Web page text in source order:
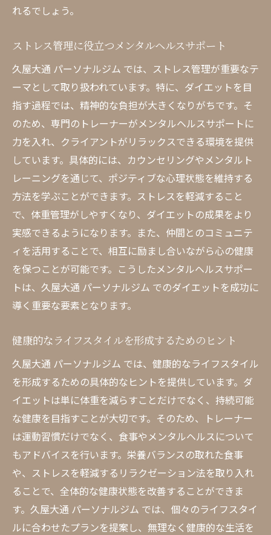
れるでしょう。
ストレス管理に役立つメンタルヘルスサポート
久屋大通 パーソナルジム では、ストレス管理が重要なテ
ーマとして取り扱われています。特に、ダイエットを目
指す過程では、精神的な負担が大きくなりがちです。そ
のため、専門のトレーナーがメンタルヘルスサポートに
力を入れ、クライアントがリラックスできる環境を提供
しています。具体的には、カウンセリングやメンタルト
レーニングを通じて、ポジティブな心理状態を維持する
方法を学ぶことができます。ストレスを軽減すること
で、体重管理がしやすくなり、ダイエットの成果をより
実感できるようになります。また、仲間とのコミュニテ
ィを活用することで、相互に励まし合いながら心の健康
を保つことが可能です。こうしたメンタルヘルスサポー
トは、久屋大通 パーソナルジム でのダイエットを成功に
導く重要な要素となります。
健康的なライフスタイルを形成するためのヒント
久屋大通 パーソナルジム では、健康的なライフスタイル
を形成するための具体的なヒントを提供しています。ダ
イエットは単に体重を減らすことだけでなく、持続可能
な健康を目指すことが大切です。そのため、トレーナー
は運動習慣だけでなく、食事やメンタルヘルスについて
もアドバイスを行います。栄養バランスの取れた食事
や、ストレスを軽減するリラクゼーション法を取り入れ
ることで、全体的な健康状態を改善することができま
す。久屋大通 パーソナルジム では、個々のライフスタイ
ルに合わせたプランを提案し、無理なく健康的な生活を